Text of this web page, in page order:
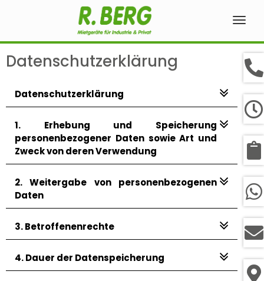
Datenschutzerklärung
Datenschutzerklärung
1. Erhebung und Speicherung
personenbezogener Daten sowie Art und
Zweck von deren Verwendung
2. Weitergabe von personenbezogenen
Daten
3. Betroffenenrechte
4. Dauer der Datenspeicherung